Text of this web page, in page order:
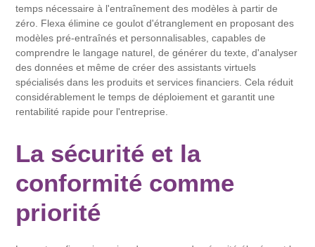
temps nécessaire à l'entraînement des modèles à partir de
zéro. Flexa élimine ce goulot d'étranglement en proposant des
modèles pré-entraînés et personnalisables, capables de
comprendre le langage naturel, de générer du texte, d'analyser
des données et même de créer des assistants virtuels
spécialisés dans les produits et services financiers. Cela réduit
considérablement le temps de déploiement et garantit une
rentabilité rapide pour l'entreprise.
La sécurité et la
conformité comme
priorité